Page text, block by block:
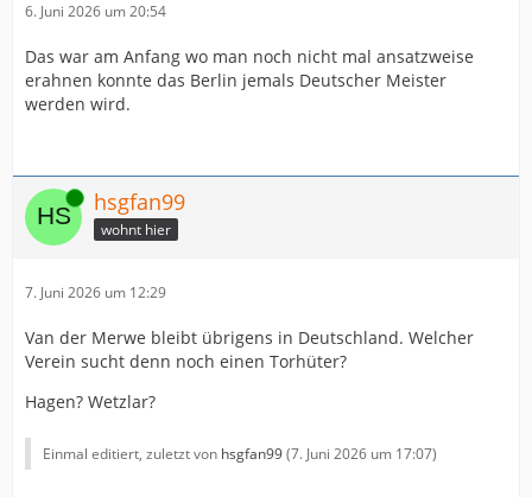
6. Juni 2026 um 20:54
Das war am Anfang wo man noch nicht mal ansatzweise
erahnen konnte das Berlin jemals Deutscher Meister
werden wird.
Online hsgfan99
wohnt hier
7. Juni 2026 um 12:29
Van der Merwe bleibt übrigens in Deutschland. Welcher
Verein sucht denn noch einen Torhüter?
Hagen? Wetzlar?
Einmal editiert, zuletzt von hsgfan99(7. Juni 2026 um 17:07)